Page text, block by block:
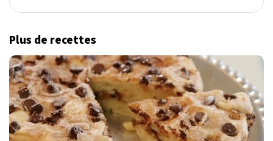
Plus de recettes